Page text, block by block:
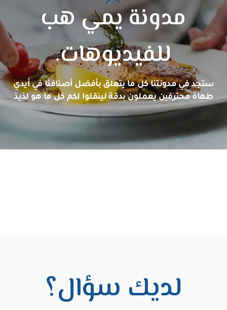
مدونة يمي هب
للفيديوهات.
ستجد في مدونتنا كل ما يتعلق بأفضل أصنافنا في أيدي
طهاة محترفين يعملون بدقة لينقلوا لكم كل ما هو لذيذ
لديك سؤال؟